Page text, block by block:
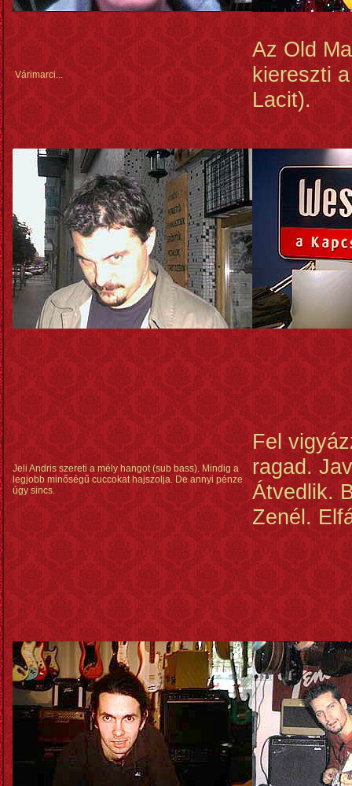
Várimarci...
Az Old
kiereszti
Lacit).
Jeli Andris szereti a mély hangot (sub bass). Mindig a
legjobb minőségű cuccokat hajszolja. De annyi pénze
úgy sincs.
Fel
ragad.
Átvedlik.
Zenél.